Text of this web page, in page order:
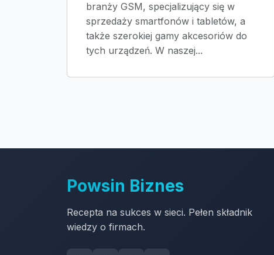
branży GSM, specjalizujący się w
sprzedaży smartfonów i tabletów, a
także szerokiej gamy akcesoriów do
tych urządzeń. W naszej...
Powsin Biznes
Recepta na sukces w sieci. Pełen składnik
wiedzy o firmach.